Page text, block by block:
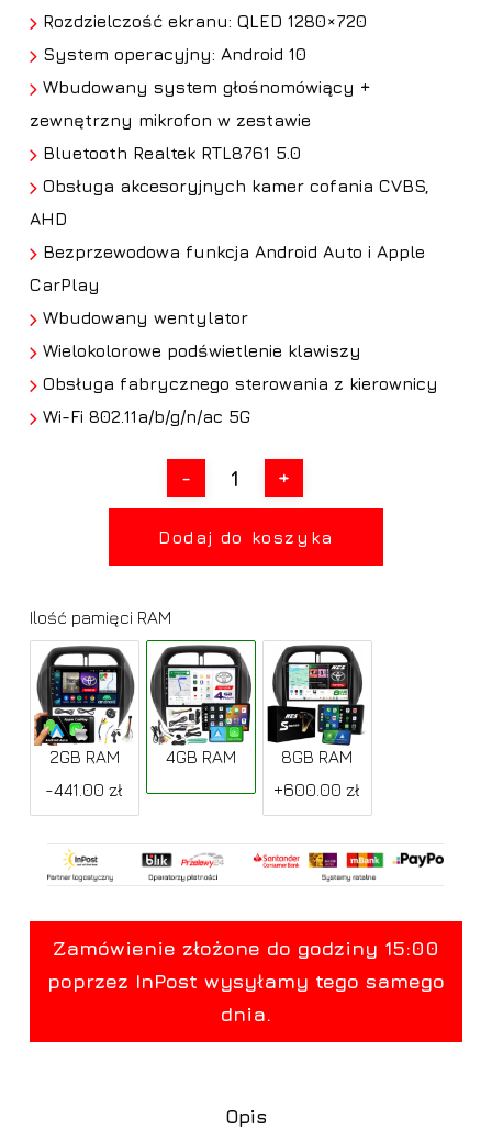
Rozdzielczość ekranu: QLED 1280×720
System operacyjny: Android 10
Wbudowany system głośnomówiący +
zewnętrzny mikrofon w zestawie
Bluetooth Realtek RTL8761 5.0
Obsługa akcesoryjnych kamer cofania CVBS,
AHD
Bezprzewodowa funkcja Android Auto i Apple
CarPlay
Wbudowany wentylator
Wielokolorowe podświetlenie klawiszy
Obsługa fabrycznego sterowania z kierownicy
Wi-Fi 802.11a/b/g/n/ac 5G
Dodaj do koszyka
Ilość pamięci RAM
2GB RAM
-441.00 zł
4GB RAM
8GB RAM
+600.00 zł
Opis